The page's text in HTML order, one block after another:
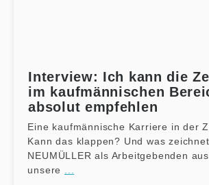
Interview: Ich kann die
im kaufmännischen
absolut empfehlen
Eine kaufmännische Karriere in der
Kann das klappen? Und was
NEUMÜLLER als Arbeitgebenden
unsere